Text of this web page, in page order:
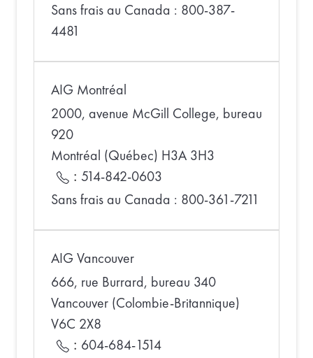
Sans frais au Canada : 800-387-
4481
AIG Montréal
2000, avenue McGill College, bureau
920
Montréal (Québec) H3A 3H3
: 514-842-0603
Sans frais au Canada : 800-361-7211
AIG Vancouver
666, rue Burrard, bureau 340
Vancouver (Colombie-Britannique)
V6C 2X8
: 604-684-1514